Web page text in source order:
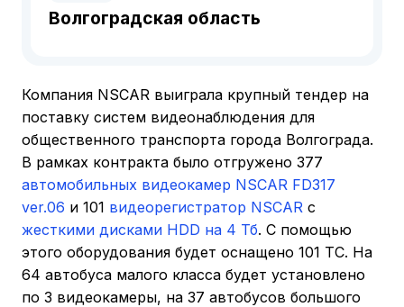
Волгоградская область
Компания NSCAR выиграла крупный тендер на
поставку систем видеонаблюдения для
общественного транспорта города Волгограда.
В рамках контракта было отгружено 377
автомобильных видеокамер NSCAR FD317
ver.06 и 101 видеорегистратор NSCAR с
жесткими дисками HDD на 4 Тб. С помощью
этого оборудования будет оснащено 101 ТС. На
64 автобуса малого класса будет установлено
по 3 видеокамеры, на 37 автобусов большого